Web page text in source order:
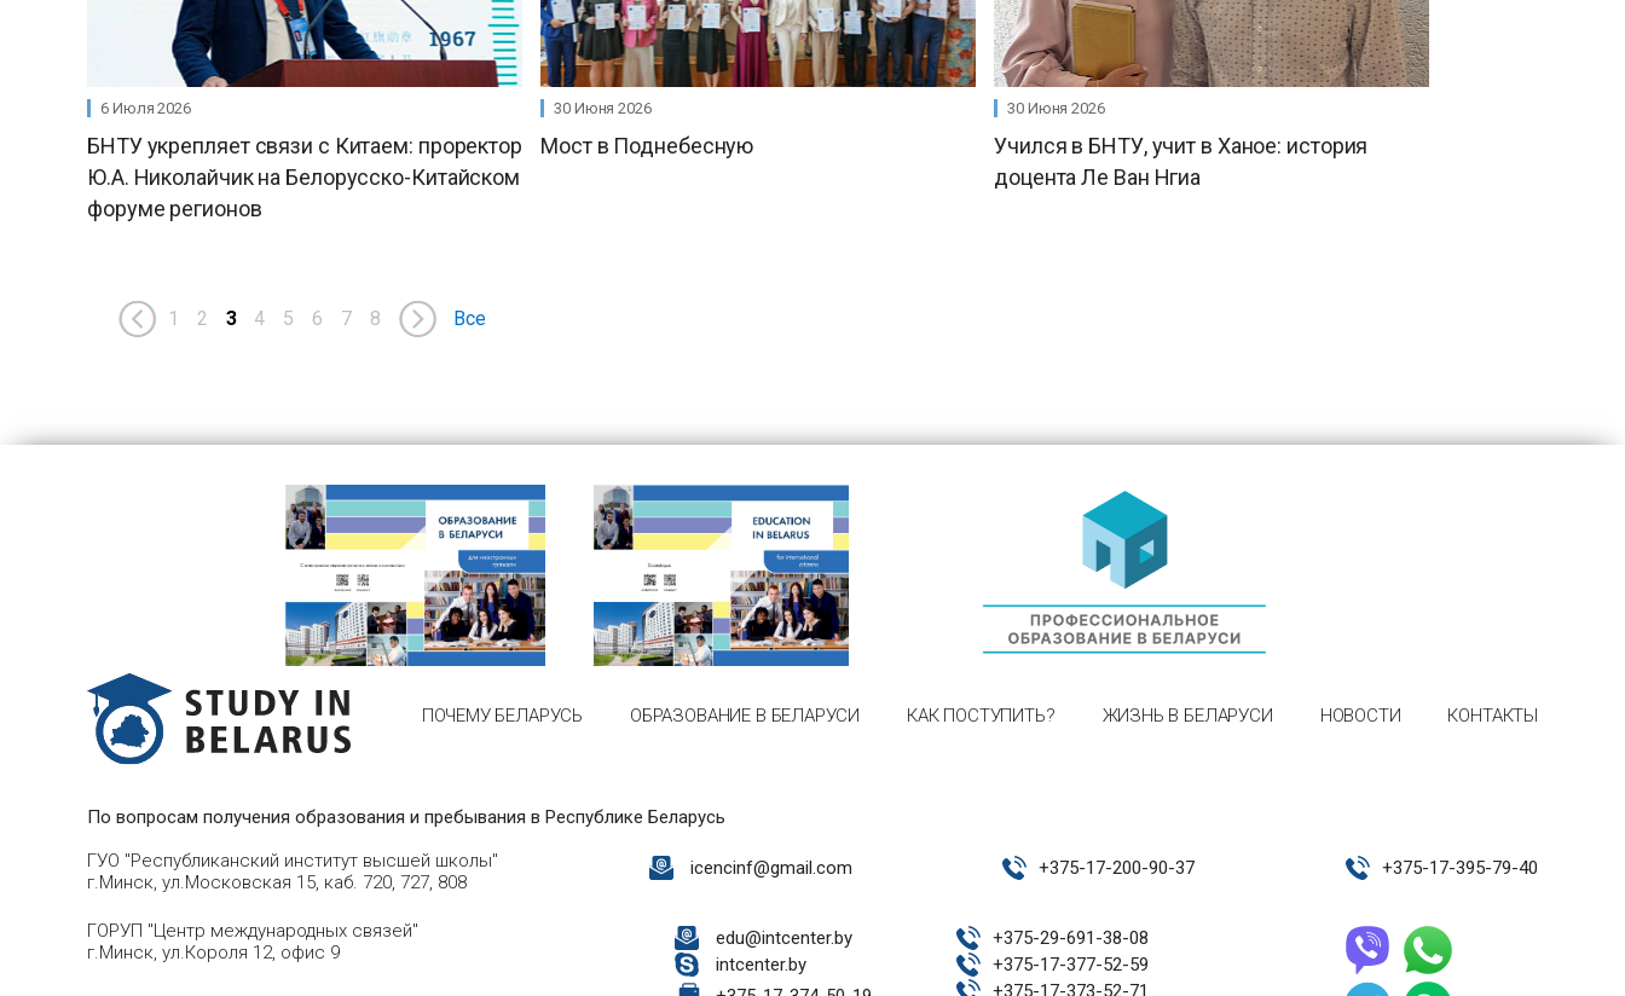
6 Июля 2026
БНТУ укрепляет связи с Китаем: проректор
Ю.А. Николайчик на Белорусско-Китайском
форуме регионов
30 Июня 2026
Мост в Поднебесную
30 Июня 2026
Учился в БНТУ, учит в Ханое: история
доцента Ле Ван Нгиа
1 2 3 4 5 6 7 8 Все
ПОЧЕМУ БЕЛАРУСЬ ОБРАЗОВАНИЕ В БЕЛАРУСИ КАК ПОСТУПИТЬ? ЖИЗНЬ В БЕЛАРУСИ НОВОСТИ КОНТАКТЫ
По вопросам получения образования и пребывания в Республике Беларусь
ГУО "Республиканский институт высшей школы"
г.Минск, ул.Московская 15, каб. 720, 727, 808
icencinf@gmail.com +375-17-200-90-37 +375-17-395-79-40
ГОРУП "Центр международных связей"
г.Минск, ул.Короля 12, офис 9
edu@intcenter.by
intcenter.by
+375-29-691-38-08
+375-17-377-52-59